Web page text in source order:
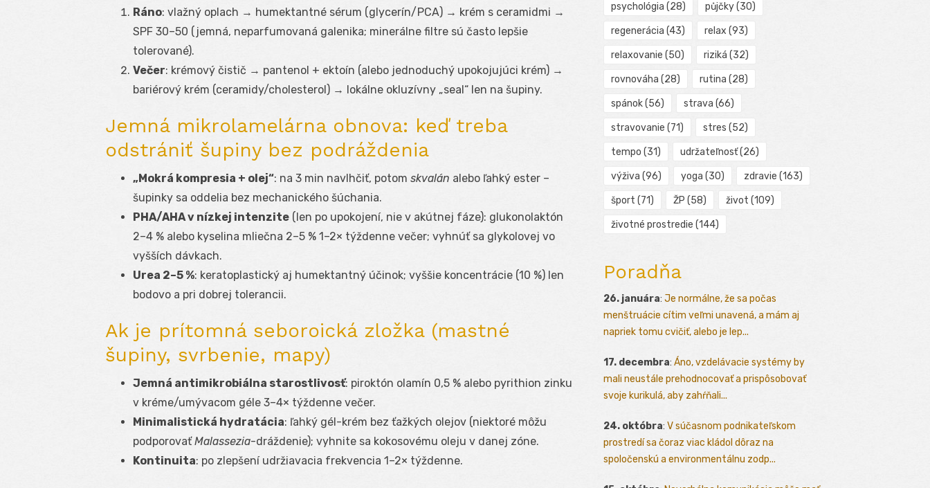
Ráno: vlažný oplach → humektantné sérum (glycerín/PCA) → krém s ceramidmi →
SPF 30–50 (jemná, neparfumovaná galenika; minerálne filtre sú často lepšie
tolerované).
Večer: krémový čistič → pantenol + ektoín (alebo jednoduchý upokojujúci krém) →
bariérový krém (ceramidy/cholesterol) → lokálne okluzívny „seal“ len na šupiny.
Jemná mikrolamelárna obnova: keď treba
odstrániť šupiny bez podráždenia
„Mokrá kompresia + olej“: na 3 min navlhčiť, potom skvalán alebo ľahký ester –
šupinky sa oddelia bez mechanického šúchania.
PHA/AHA v nízkej intenzite (len po upokojení, nie v akútnej fáze): glukonolaktón
2–4 % alebo kyselina mliečna 2–5 % 1–2× týždenne večer; vyhnúť sa glykolovej vo
vyšších dávkach.
Urea 2–5 %: keratoplastický aj humektantný účinok; vyššie koncentrácie (10 %) len
bodovo a pri dobrej tolerancii.
Ak je prítomná seboroická zložka (mastné
šupiny, svrbenie, mapy)
Jemná antimikrobiálna starostlivosť: piroktón olamín 0,5 % alebo pyrithion zinku
v kréme/umývacom géle 3–4× týždenne večer.
Minimalistická hydratácia: ľahký gél-krém bez ťažkých olejov (niektoré môžu
podporovaťMalassezia-dráždenie); vyhnite sa kokosovému oleju v danej zóne.
Kontinuita: po zlepšení udržiavacia frekvencia 1–2× týždenne.
psychológia (28) půjčky(30)
regenerácia (43) relax (93)
relaxovanie (50) riziká (32)
rovnováha (28) rutina (28)
spánok(56) strava (66)
stravovanie (71) stres (52)
tempo (31) udržateľnosť(26)
výživa (96) yoga (30) zdravie (163)
šport (71) ŽP (58) život (109)
životné prostredie (144)
Poradňa
26. januára: Je normálne, že sa počas
menštruácie cítim veľmi unavená, a mám aj
napriek tomu cvičiť, alebo je lep...
17. decembra: Áno, vzdelávacie systémy by
mali neustále prehodnocovať a prispôsobovať
svoje kurikulá, aby zahŕňali...
24. októbra: V súčasnom podnikateľskom
prostredí sa čoraz viac kládol dôraz na
spoločenskú a environmentálnu zodp...